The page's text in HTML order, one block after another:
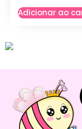
Adicionar ao